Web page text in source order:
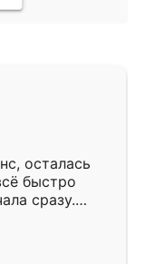
осталась
быстро
сразу.
подошёл к
Собрали
даже